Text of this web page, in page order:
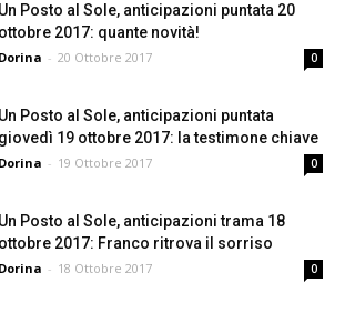
Un Posto al Sole, anticipazioni puntata 20
ottobre 2017: quante novità!
Dorina - 20 Ottobre 2017 0
Un Posto al Sole, anticipazioni puntata
giovedì 19 ottobre 2017: la testimone chiave
Dorina - 19 Ottobre 2017 0
Un Posto al Sole, anticipazioni trama 18
ottobre 2017: Franco ritrova il sorriso
Dorina - 18 Ottobre 2017 0